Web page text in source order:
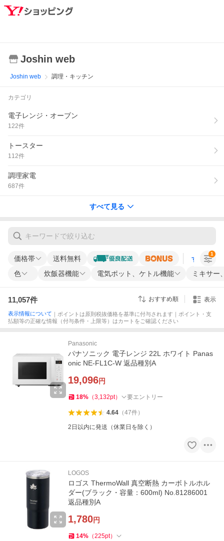
Joshin web
Joshin web 調理・キッチン
カテゴリ
電子レンジ・オーブン
122件
トースター
112件
調理家電
687件
すべて見る
価格帯 送料無料 すべての条
色 炊飯器機能 電気ポット、ケトル機能 ミキサー
1
11,057件 おすすめ順 表示
表示情報について ｜ポイントは原則税抜価格を基準に付与されます｜ポイント・支
払額等の正確な情報（付与条件・上限等）はカートをご確認ください
Panasonic
パナソニック 電子レンジ 22L ホワイト Panas
onic NE-FL1C-W 返品種別A
19,096円
18% （3,132pt） 要エントリー
4.64（47件）
2日以内に発送（休業日を除く）
LOGOS
ロゴス ThermoWall 真空断熱 カーボトルホル
ダー(ブラック・容量：600ml) No.81286001
返品種別A
1,780円
14% （225pt）